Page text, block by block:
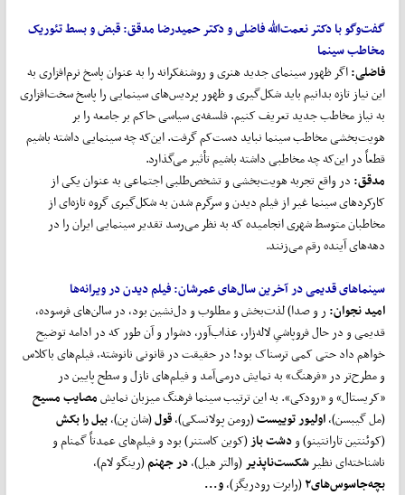
گفتوگو با دکتر نعمتالله فاضلی و دکتر حمیدرضا مدقق:قبض و بسط تئوریک
مخاطب سینما
فاضلی:اگر ظهور سینمای جدید هنری و روشنفکرانه را به عنوان پاسخ نرم‌افزاری به
این نیاز تازه بدانیم باید شکل‌گیری و ظهور پردیس‌های سینمایی را پاسخ سخت‌افزاری
به نیاز مخاطب جدید تعریف کنیم. فلسفه‌ی سیاسی حاکم بر جامعه را بر
هویت‌بخشی مخاطب سینما نباید دست‌کم گرفت. این‌که چه سینمایی داشته باشیم
قطعاً در این‌که چه مخاطبی داشته باشیم تأثیر می‌گذارد.
مدقق:در واقع تجربه هویت‌بخشی و تشخص‌طلبی اجتماعی به عنوان یکی از
کارکردهای سینما غیر از فیلم دیدن و سرگرم شدن به شکل‌گیری گروه تازه‌ای از
مخاطبان متوسط شهری انجامیده که به نظر می‌‌رسد تقدیر سینمایی ایران را در
دهه‌‌های آینده رقم می‌زنند.
سینماهای قدیمی در آخرین سالهای عمرشان:فیلم دیدن در ویرانهها
امید نجوان:ر و صدا) لذت‌بخش و مطلوب و دل‌نشین بود، در سالن‌های فرسوده،
قدیمی و در حال فروپاشیِ لاله‌زار، عذاب‌آور، دشوار و آن طور که در ادامه توضیح
خواهم داد حتی کمی ترسناک بود! در حقیقت در قانونی نانوشته، فیلم‌های باکلاس
و مطرح‌‌تر در «فرهنگ» به نمایش درمی‌آمد و فیلم‌های نازل و سطح پایین در
«کریستال» و «رودکی». به این ترتیب سینما فرهنگ میزبان نمایشمصایب مسیح
(مل گیبسن)،اولیور توییست(رومن پولانسکی)،قول(شان پن)،بیل را بکش
(کوئنتین تارانتینو) ودشت باز(کوین کاستنر) بود و فیلم‌های عمدتاً گمنام و
ناشناخته‌ای نظیر شکستناپذیر(والتر هیل)،در جهنم(رینگو لام)،
بچهجاسوسهای۲ (رابرت رودریگز)،و...